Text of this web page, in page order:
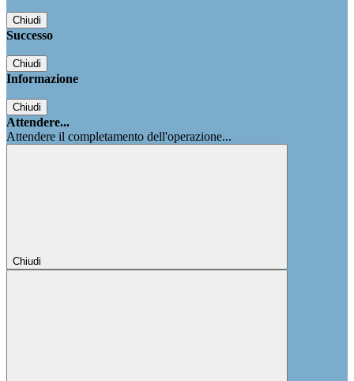
Chiudi
Successo
Chiudi
Informazione
Chiudi
Attendere...
Attendere il completamento dell'operazione...
Chiudi